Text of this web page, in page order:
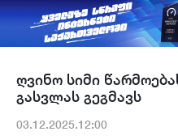
ღვინო სიმი
გასვლას გეგმავს
03.12.2025.12:00